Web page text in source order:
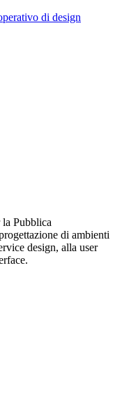
di design
Pubblica
di ambienti
design, alla user